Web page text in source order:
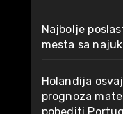
Najbolje
mesta sa
Holandija
prognoza